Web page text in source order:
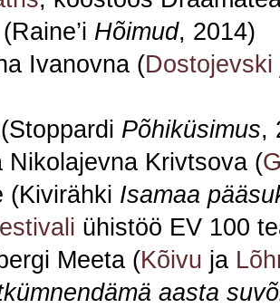
Hõimud, 2014)
Ivanovna (Dostojevski
Põhiküsimus,
Nikolajevna Krivtsova (
(Kivirähki Isamaa
ühistöö EV 100
Meeta (Kõivu ja
aasta